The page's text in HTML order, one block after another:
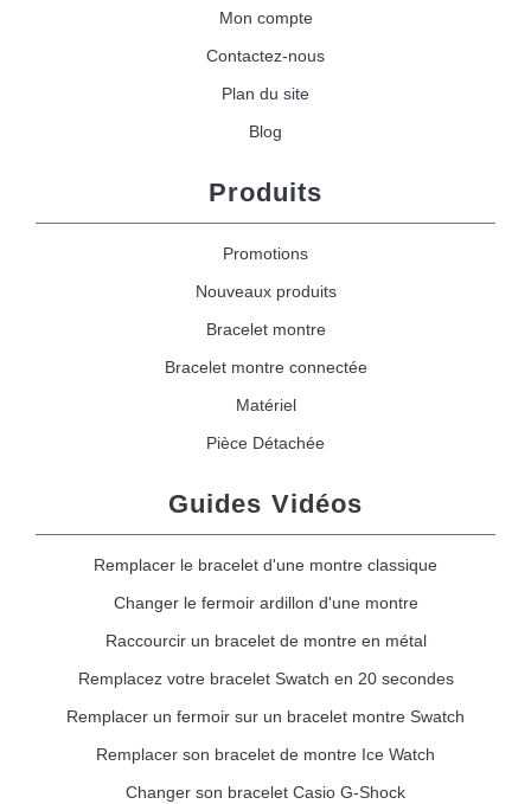
Mon compte
Contactez-nous
Plan du site
Blog
Produits
Promotions
Nouveaux produits
Bracelet montre
Bracelet montre connectée
Matériel
Pièce Détachée
Guides Vidéos
Remplacer le bracelet d'une montre classique
Changer le fermoir ardillon d'une montre
Raccourcir un bracelet de montre en métal
Remplacez votre bracelet Swatch en 20 secondes
Remplacer un fermoir sur un bracelet montre Swatch
Remplacer son bracelet de montre Ice Watch
Changer son bracelet Casio G-Shock